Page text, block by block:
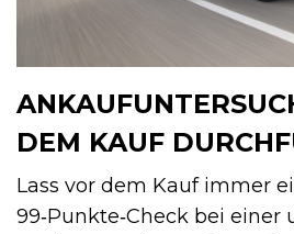
DEM KAUF
Lass vor dem Kauf immer
99‑Punkte‑Check bei einer